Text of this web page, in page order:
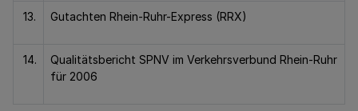
13. Gutachten Rhein-Ruhr-Express (RRX)
14.
Qualitätsbericht SPNV im Verkehrsverbund Rhein-Ruhr
für 2006